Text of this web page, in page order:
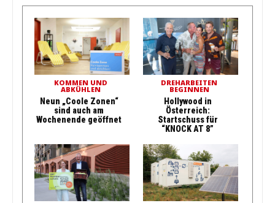
KOMMEN UND
ABKÜHLEN
Neun „Coole Zonen“
sind auch am
Wochenende geöffnet
DREHARBEITEN
BEGINNEN
Hollywood in
Österreich:
Startschuss für
“KNOCK AT 8”